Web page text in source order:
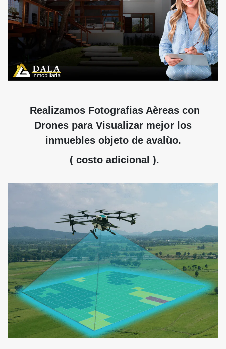
Realizamos Fotografias Aèreas con
Drones para Visualizar mejor los
inmuebles objeto de avalùo.
( costo adicional ).